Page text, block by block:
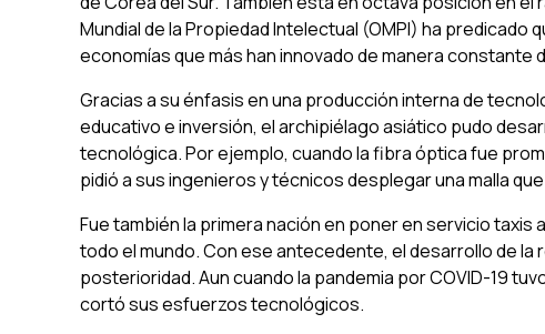
Mundial de la Propiedad Intelectual (OMPI) ha predicado
economías que más han innovado de manera constante
Gracias a su énfasis en una producción interna de
educativo e inversión, el archipiélago asiático pudo
tecnológica. Por ejemplo, cuando la fibra óptica fue
pidió a sus ingenieros y técnicos desplegar una malla
Fue también la primera nación en poner en servicio taxis
todo el mundo. Con ese antecedente, el desarrollo de
posterioridad. Aun cuando la pandemia por COVID-19
cortó sus esfuerzos tecnológicos.